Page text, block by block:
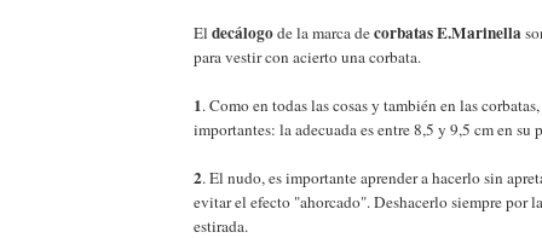
El decálogode la marca decorbatas E.Marinella
para vestir con acierto una corbata.
1. Como en todas las cosas y también en las
importantes: la adecuada es entre 8,5 y 9,5 cm en su
2. El nudo, es importante aprender a hacerlo sin
evitar el efecto "ahorcado". Deshacerlo siempre por
estirada.